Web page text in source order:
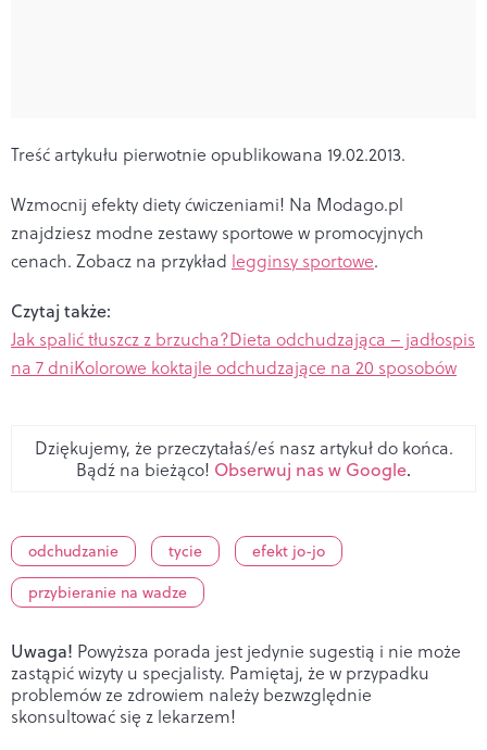
Treść artykułu pierwotnie opublikowana 19.02.2013.
Wzmocnij efekty diety ćwiczeniami! Na Modago.pl
znajdziesz modne zestawy sportowe w promocyjnych
cenach. Zobacz na przykład legginsy sportowe.
Czytaj także:
Jak spalić tłuszcz z brzucha?Dieta odchudzająca – jadłospis
na 7 dniKolorowe koktajle odchudzające na 20 sposobów
Dziękujemy, że przeczytałaś/eś nasz artykuł do końca.
Bądź na bieżąco! Obserwuj nas w Google.
odchudzanie tycie
efekt jo-jo
przybieranie na wadze
Uwaga! Powyższa porada jest jedynie sugestią i nie może
zastąpić wizyty u specjalisty. Pamiętaj, że w przypadku
problemów ze zdrowiem należy bezwzględnie
skonsultować się z lekarzem!